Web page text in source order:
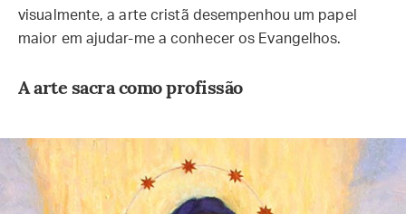
visualmente, a arte cristã desempenhou um papel
maior em ajudar-me a conhecer os Evangelhos.
A arte sacra como profissão